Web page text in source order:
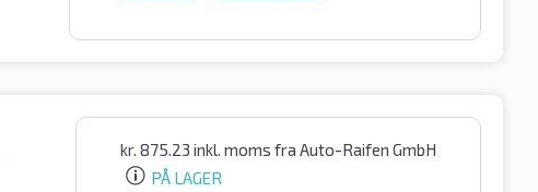
kr. 875.23 inkl. moms fra Auto-Raifen GmbH
PÅ LAGER